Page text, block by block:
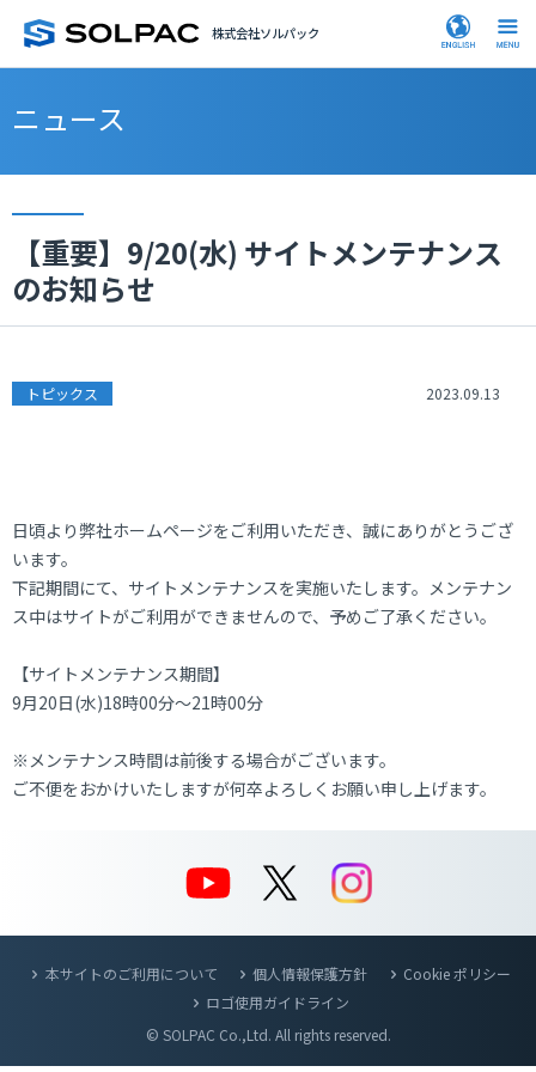
株式会社ソルパック
ニュース
【重要】9/20(水) サイトメンテナンス
のお知らせ
トピックス 2023.09.13
日頃より弊社ホームページをご利用いただき、誠にありがとうござ
います。
下記期間にて、サイトメンテナンスを実施いたします。メンテナン
ス中はサイトがご利用ができませんので、予めご了承ください。
【サイトメンテナンス期間】
9月20日(水)18時00分～21時00分
※メンテナンス時間は前後する場合がございます。
ご不便をおかけいたしますが何卒よろしくお願い申し上げます。
本サイトのご利用について 個人情報保護方針
Cookie ポリシー
ロゴ使用ガイドライン
© SOLPAC Co.,Ltd. All rights reserved.